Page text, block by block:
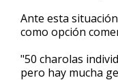
Ante esta
como opción
"50 charolas
pero hay mucha